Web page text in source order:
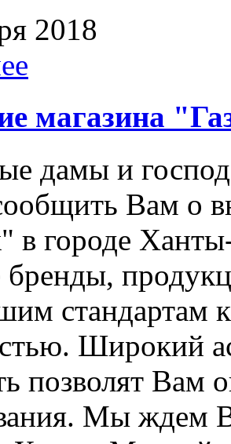
2018
магазина
дамы и
Вам о
в городе
стандартам
Широкий
позволят Вам
Мы ждем